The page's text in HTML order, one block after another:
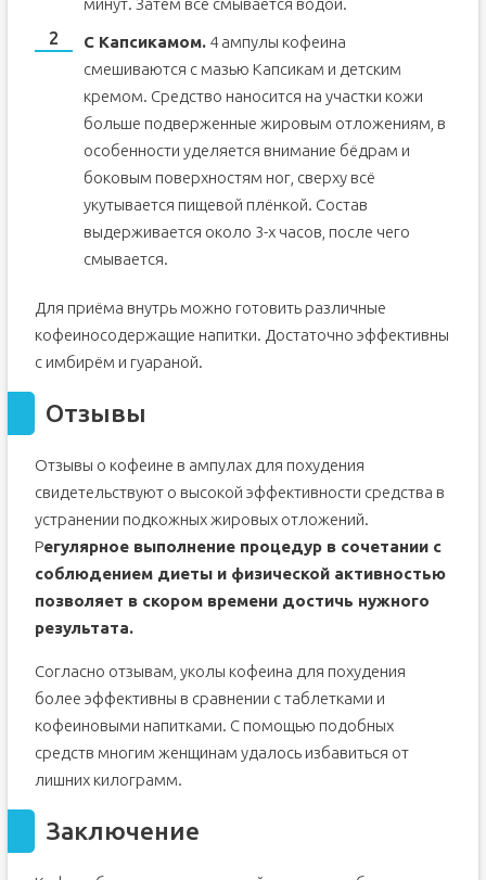
минут. Затем всё смывается водой.
С Капсикамом.4 ампулы кофеина
смешиваются с мазью Капсикам и детским
кремом. Средство наносится на участки кожи
больше подверженные жировым отложениям, в
особенности уделяется внимание бёдрам и
боковым поверхностям ног, сверху всё
укутывается пищевой плёнкой. Состав
выдерживается около 3-х часов, после чего
смывается.
Для приёма внутрь можно готовить различные
кофеиносодержащие напитки. Достаточно эффективны
с имбирём и гуараной.
Отзывы
Отзывы о кофеине в ампулах для похудения
свидетельствуют о высокой эффективности средства в
устранении подкожных жировых отложений.
Регулярное выполнение процедур в сочетании с
соблюдением диеты и физической активностью
позволяет в скором времени достичь нужного
результата.
Согласно отзывам, уколы кофеина для похудения
более эффективны в сравнении с таблетками и
кофеиновыми напитками. С помощью подобных
средств многим женщинам удалось избавиться от
лишних килограмм.
Заключение